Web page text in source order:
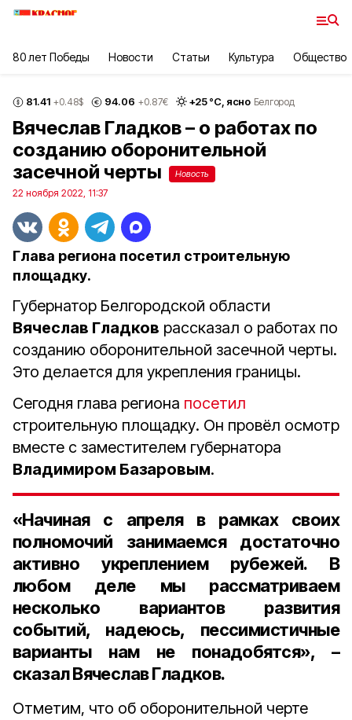
80 лет Победы Новости Статьи Культура Общество
81.41 +0.48$ 94.06 +0.87€ +25°С, ясно Белгород
Вячеслав Гладков – о работах по
созданию оборонительной
засечной черты
Новость
22 ноября 2022, 11:37
Глава региона посетил строительную
площадку.
Губернатор Белгородской области
Вячеслав Гладков рассказал о работах по
созданию оборонительной засечной черты.
Это делается для укрепления границы.
Сегодня глава региона посетил
строительную площадку. Он провёл осмотр
вместе с заместителем губернатора
Владимиром Базаровым.
«Начиная с апреля в рамках своих
полномочий занимаемся достаточно
активно укреплением рубежей. В
любом деле мы рассматриваем
несколько вариантов развития
событий, надеюсь, пессимистичные
варианты нам не понадобятся», –
сказал Вячеслав Гладков.
Отметим, что об оборонительной черте